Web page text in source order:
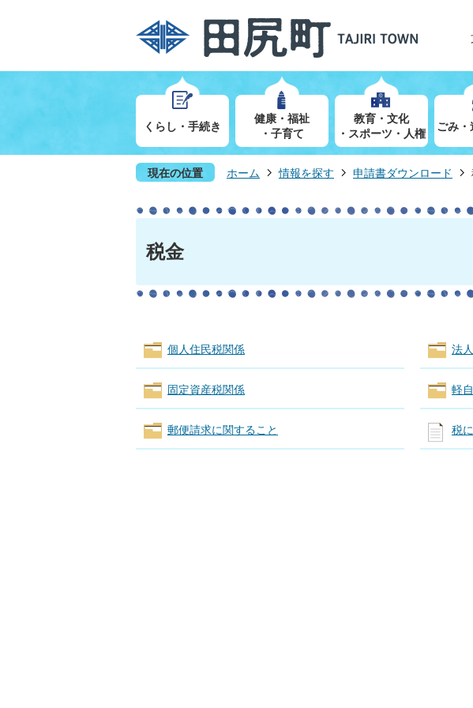
くらし・手続き
健康・福祉
・子育て
教育・文化
・スポーツ・人権
ごみ
現在の位置 ホーム 情報を探す 申請書ダウンロード
税金
個人住民税関係 法
固定資産税関係 軽
郵便請求に関すること 税